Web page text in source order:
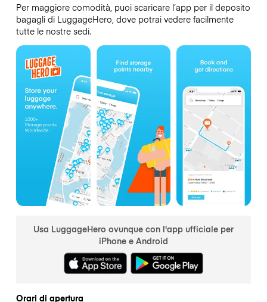
Per maggiore comodità, puoi scaricare l’app per il deposito
bagagli di LuggageHero, dove potrai vedere facilmente
tutte le nostre sedi.
Usa LuggageHero ovunque con l'app ufficiale per
iPhone e Android
Orari di apertura